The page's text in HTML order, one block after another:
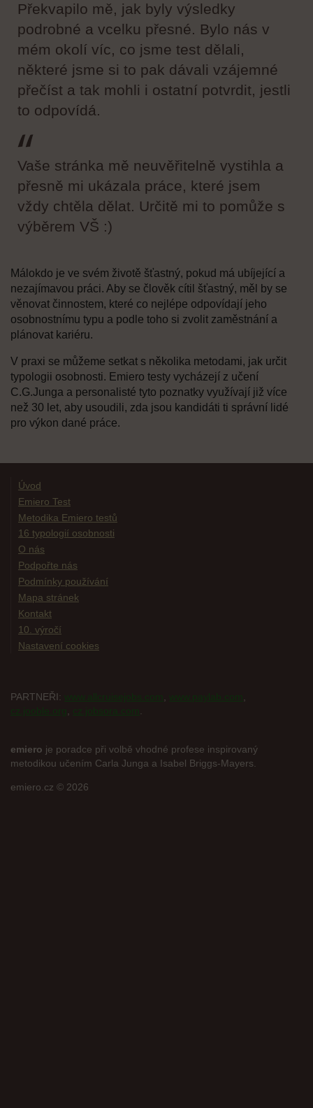
Překvapilo mě, jak byly výsledky
podrobné a vcelku přesné. Bylo nás v
mém okolí víc, co jsme test dělali,
některé jsme si to pak dávali vzájemné
přečíst a tak mohli i ostatní potvrdit, jestli
to odpovídá.
Vaše stránka mě neuvěřitelně vystihla a
přesně mi ukázala práce, které jsem
vždy chtěla dělat. Určitě mi to pomůže s
výběrem VŠ :)
Málokdo je ve svém životě šťastný, pokud má ubíjející a
nezajímavou práci. Aby se člověk cítil šťastný, měl by se
věnovat činnostem, které co nejlépe odpovídají jeho
osobnostnímu typu a podle toho si zvolit zaměstnání a
plánovat kariéru.
V praxi se můžeme setkat s několika metodami, jak určit
typologii osobnosti. Emiero testy vycházejí z učení
C.G.Junga a personalisté tyto poznatky využívají již více
než 30 let, aby usoudili, zda jsou kandidáti ti správní lidé
pro výkon dané práce.
Úvod
Emiero Test
Metodika Emiero testů
16 typologií osobnosti
O nás
Podpořte nás
Podmínky používání
Mapa stránek
Kontakt
10. výročí
Nastavení cookies
PARTNEŘI:
emiero je poradce při volbě vhodné profese inspirovaný
metodikou učením Carla Junga a Isabel Briggs-Mayers.
emiero.cz © 2026